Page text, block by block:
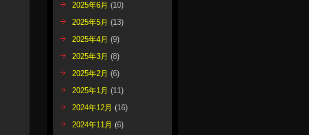
2025年6月 (10)
2025年5月 (13)
2025年4月 (9)
2025年3月 (8)
2025年2月 (6)
2025年1月 (11)
2024年12月 (16)
2024年11月 (6)